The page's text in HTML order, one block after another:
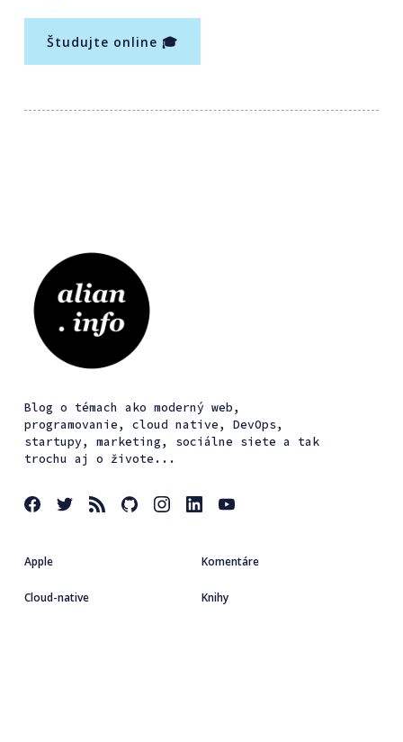
Študujte online 🎓
Blog o témach ako moderný web,
programovanie, cloud native, DevOps,
startupy, marketing, sociálne siete a tak
trochu aj o živote...
Apple
Cloud-native
Komentáre
Knihy